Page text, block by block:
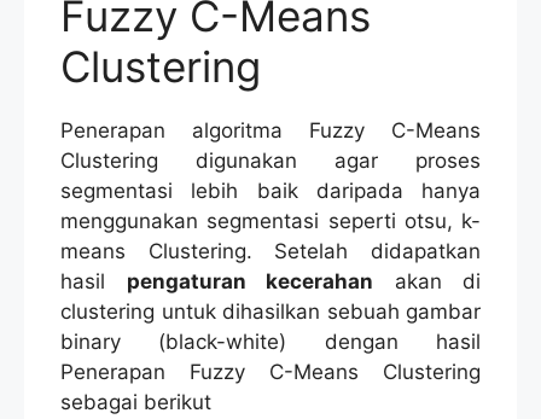
Fuzzy C-Means
Clustering
Penerapan algoritma Fuzzy C-Means
Clustering digunakan agar proses
segmentasi lebih baik daripada hanya
menggunakan segmentasi seperti otsu, k-
means Clustering. Setelah didapatkan
hasil pengaturan kecerahan akan di
clustering untuk dihasilkan sebuah gambar
binary (black-white) dengan hasil
Penerapan Fuzzy C-Means Clustering
sebagai berikut